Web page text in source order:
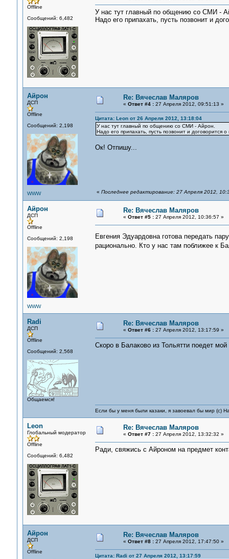
Offline
Сообщений: 6,482
У нас тут главный по общению со СМИ -
Надо его припахать, пусть позвонит и
Айрон
ДСП
Offline
Сообщений: 2,198
WWW
Re: Вячеслав Маляров
« Ответ #4 :27 Апреля 2012, 09:51:13 »
Цитата: Leon от 26 Апреля 2012, 13:18:04
У нас тут главный по общению со СМИ - Айрон.
Надо его припахать, пусть позвонит и
Ок! Отпишу...
« Последнее редактирование: 27 Апреля 2012,
Айрон
ДСП
Offline
Сообщений: 2,198
WWW
Re: Вячеслав Маляров
« Ответ #5 :27 Апреля 2012, 10:36:57 »
Евгения Эдуардовна готова передать
рационально. Кто у нас там поближее к
Radi
ДСП
Offline
Сообщений: 2,568
Общаемся!
Re: Вячеслав Маляров
« Ответ #6 :27 Апреля 2012, 13:17:59 »
Скоро в Балаково из Тольятти поедет
Если бы у меня были казаки, я завоевал бы мир (с)
Leon
Глобальный модератор
Offline
Сообщений: 6,482
Re: Вячеслав Маляров
« Ответ #7 :27 Апреля 2012, 13:32:32 »
Ради, свяжись с Айроном на предмет
Айрон
ДСП
Offline
Re: Вячеслав Маляров
« Ответ #8 :27 Апреля 2012, 17:47:50 »
Цитата: Radi от 27 Апреля 2012, 13:17:59